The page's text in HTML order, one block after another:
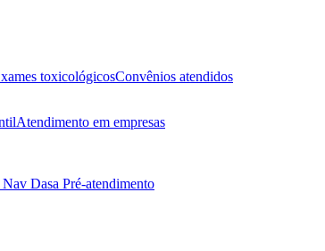
toxicológicosConvênios atendidos
Atendimento em empresas
Dasa Pré-atendimento